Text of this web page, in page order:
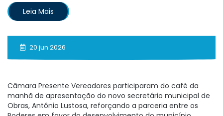
Leia Mais
20 jun 2026
Câmara Presente Vereadores participaram do café da
manhã de apresentação do novo secretário municipal de
Obras, Antônio Lustosa, reforçando a parceria entre os